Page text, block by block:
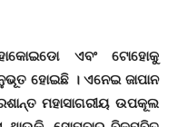
ଏବଂ ଟୋହୋକୁ
ହୋଇଛି । ଏନେଇ ଜାପାନ
ମହାସାଗରୀୟ ଉପକୂଲ